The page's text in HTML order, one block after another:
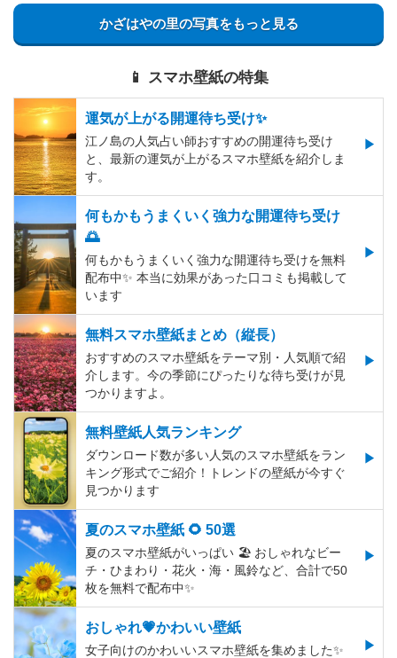
かざはやの里の写真をもっと見る
📱 スマホ壁紙の特集
運気が上がる開運待ち受け✨
江ノ島の人気占い師おすすめの開運待ち受け
と、最新の運気が上がるスマホ壁紙を紹介しま
す。
何もかもうまくいく強力な開運待ち受け
🌅
何もかもうまくいく強力な開運待ち受けを無料
配布中✨️ 本当に効果があった口コミも掲載して
います
無料スマホ壁紙まとめ（縦長）
おすすめのスマホ壁紙をテーマ別・人気順で紹
介します。今の季節にぴったりな待ち受けが見
つかりますよ。
無料壁紙人気ランキング
ダウンロード数が多い人気のスマホ壁紙をラン
キング形式でご紹介！トレンドの壁紙が今すぐ
見つかります
夏のスマホ壁紙 🌻 50選
夏のスマホ壁紙がいっぱい 🏖 おしゃれなビー
チ・ひまわり・花火・海・風鈴など、合計で50
枚を無料で配布中✨
おしゃれ💗かわいい壁紙
女子向けのかわいいスマホ壁紙を集めました✨